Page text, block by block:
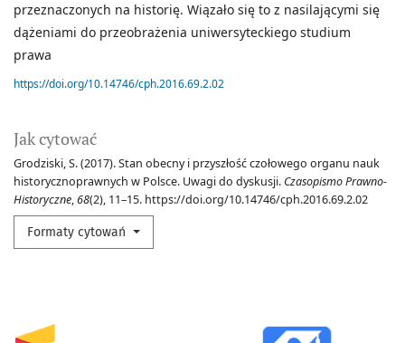
Jak cytować
Grodziski, S. (2017). Stan obecny i przyszłość czołowego organu nauk
historycznoprawnych w Polsce. Uwagi do dyskusji. Czasopismo Prawno-
Historyczne,68(2), 11–15. https://doi.org/10.14746/cph.2016.69.2.02
Formaty cytowań
przeznaczonych na historię. Wiązało się to z nasilającymi się
dążeniami do przeobrażenia uniwersyteckiego studium
prawa
https://doi.org/10.14746/cph.2016.69.2.02